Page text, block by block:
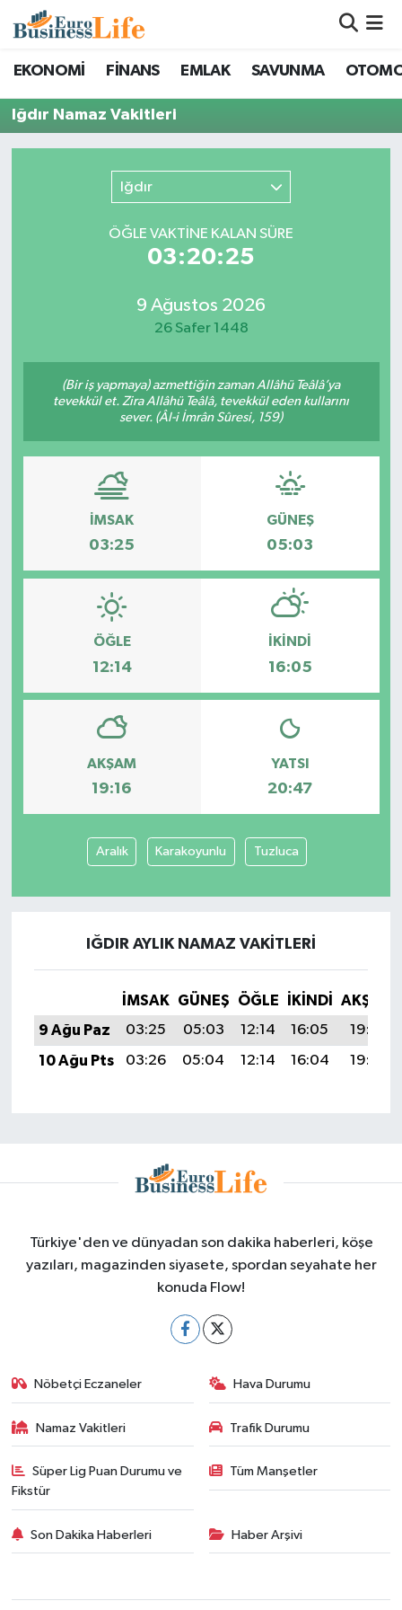
EKONOMİ FİNANS EMLAK SAVUNMA
Iğdır Namaz Vakitleri
Iğdır
ÖĞLE VAKTİNE KALAN SÜRE
03:20:25
9 Ağustos 2026
26 Safer 1448
(Bir iş yapmaya) azmettiğin zaman Allâhü Teâlâ’ya
tevekkül et. Zira Allâhü Teâlâ, tevekkül eden kullarını
sever. (Âl-i İmrân Sûresi, 159)
İMSAK
03:25
GÜNEŞ
05:03
ÖĞLE
12:14
İKINDI
16:05
AKŞAM
19:16
YATSI
20:47
Aralık Karakoyunlu Tuzluca
IĞDIR AYLIK NAMAZ VAKITLERI
İMSAK GÜNEŞ ÖĞLE İKINDI
AKŞAM
9 Ağu Paz
03:25 05:03 12:14 16:05
19:16
10 Ağu Pts
03:26 05:04 12:14 16:04 19:15
Türkiye'den ve dünyadan son dakika haberleri, köşe
yazıları, magazinden siyasete, spordan seyahate her
konuda Flow!
Nöbetçi Eczaneler Hava Durumu
Namaz Vakitleri Trafik Durumu
Süper Lig Puan Durumu ve
Fikstür
Tüm Manşetler
Son Dakika Haberleri Haber Arşivi
Nöbetçi Eczaneler
Hava Durumu
Trafik Durumu
Süper Lig Puan Durumu ve Fikstür
Tüm Manşetler
Haber Arşivi